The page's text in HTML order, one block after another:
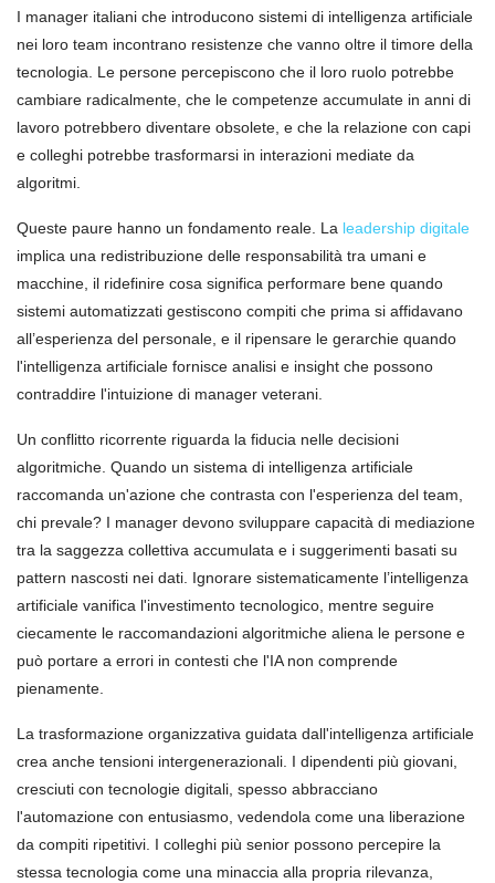
I manager italiani che introducono sistemi di intelligenza artificiale
nei loro team incontrano resistenze che vanno oltre il timore della
tecnologia. Le persone percepiscono che il loro ruolo potrebbe
cambiare radicalmente, che le competenze accumulate in anni di
lavoro potrebbero diventare obsolete, e che la relazione con capi
e colleghi potrebbe trasformarsi in interazioni mediate da
algoritmi.
Queste paure hanno un fondamento reale. La leadership digitale
implica una redistribuzione delle responsabilità tra umani e
macchine, il ridefinire cosa significa performare bene quando
sistemi automatizzati gestiscono compiti che prima si affidavano
all’esperienza del personale, e il ripensare le gerarchie quando
l'intelligenza artificiale fornisce analisi e insight che possono
contraddire l'intuizione di manager veterani.
Un conflitto ricorrente riguarda la fiducia nelle decisioni
algoritmiche. Quando un sistema di intelligenza artificiale
raccomanda un'azione che contrasta con l'esperienza del team,
chi prevale? I manager devono sviluppare capacità di mediazione
tra la saggezza collettiva accumulata e i suggerimenti basati su
pattern nascosti nei dati. Ignorare sistematicamente l’intelligenza
artificiale vanifica l'investimento tecnologico, mentre seguire
ciecamente le raccomandazioni algoritmiche aliena le persone e
può portare a errori in contesti che l'IA non comprende
pienamente.
La trasformazione organizzativa guidata dall'intelligenza artificiale
crea anche tensioni intergenerazionali. I dipendenti più giovani,
cresciuti con tecnologie digitali, spesso abbracciano
l'automazione con entusiasmo, vedendola come una liberazione
da compiti ripetitivi. I colleghi più senior possono percepire la
stessa tecnologia come una minaccia alla propria rilevanza,